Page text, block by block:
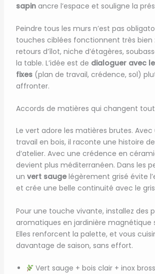
sapinancre l’espace et souligne la
Peindre tous les murs n’est pas
touches ciblées fonctionnent très bien
retours d’îlot, niche d’étagères,
la table. L’idée est de dialoguer avec
fixes(plan de travail, crédence, sol)
affronter.
Accords de matières qui changent tout
Le vert adore les matières brutes. Avec
travail en bois, il raconte une histoire
d’atelier. Avec une crédence en
devient plus méditerranéen. Dans les
un vert saugelégèrement grisé évite
et crée une belle continuité avec le
Pour une touche vivante, installez des
aromatiques en jardinière magnétique
Elles renforcent la palette, et vous
davantage de saison, sans effort.
Vert sauge + bois clair + inox